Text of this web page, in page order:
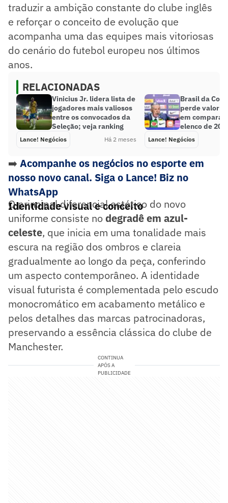
traduzir a ambição constante do clube inglês
e reforçar o conceito de evolução que
acompanha uma das equipes mais vitoriosas
do cenário do futebol europeu nos últimos
anos.
RELACIONADAS
Vinicius Jr. lidera lista de
jogadores mais valiosos
entre os convocados da
Seleção; veja ranking
Lance! Negócios Há 2 meses
Brasil da
perde valor
em
elenco de
Lance! Negócios
➡️ Acompanhe os negócios no esporte em
nosso novo canal. Siga o Lance! Biz no
WhatsApp
Identidade visual e conceito
O principal diferencial estético do novo
uniforme consiste no degradê em azul-
celeste, que inicia em uma tonalidade mais
escura na região dos ombros e clareia
gradualmente ao longo da peça, conferindo
um aspecto contemporâneo. A identidade
visual futurista é complementada pelo escudo
monocromático em acabamento metálico e
pelos detalhes das marcas patrocinadoras,
preservando a essência clássica do clube de
Manchester.
CONTINUA
APÓS A
PUBLICIDADE